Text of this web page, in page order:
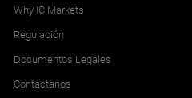
Why IC Markets
Regulación
Documentos Legales
Contáctanos